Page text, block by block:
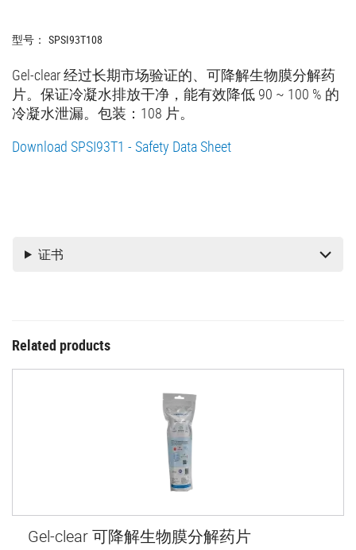
型号： SPSI93T108
Gel-clear 经过长期市场验证的、可降解生物膜分解药
片。保证冷凝水排放干净，能有效降低 90 ~ 100 % 的
冷凝水泄漏。包装：108 片。
Download SPSI93T1 - Safety Data Sheet
证书
Related products
Gel-clear 可降解生物膜分解药片